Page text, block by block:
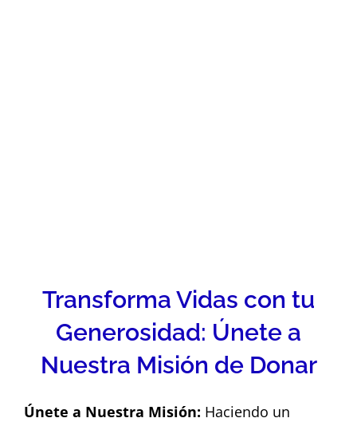
Transforma Vidas con tu
Generosidad: Únete a
Nuestra Misión de Donar
Únete a Nuestra Misión: Haciendo un